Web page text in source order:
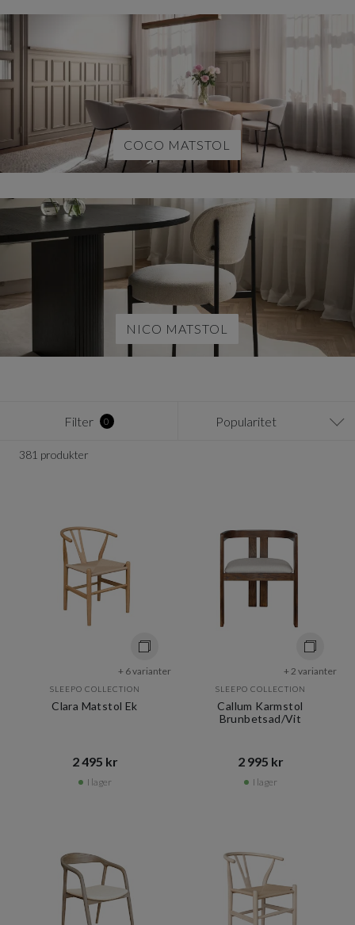
COCO MATSTOL
NICO MATSTOL
Filter 0 Popularitet
381 produkter
+ 6 varianter
SLEEPO COLLECTION
Clara Matstol Ek
2 495 kr​​
I lager
+ 2 varianter
SLEEPO COLLECTION
Callum Karmstol
Brunbetsad/Vit
2 995 kr​​
I lager